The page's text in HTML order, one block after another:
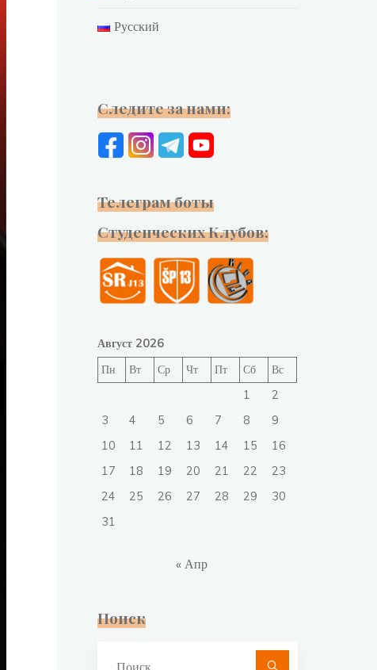
Русский
Следите за нами:
Телеграм боты
Студенческих Клубов:
Август 2026
Пн
Вт Ср Чт Пт Сб
Вс
1
2
3
4 5 6 7 8
9
10
11 12 13 14 15
16
17
18 19 20 21 22
23
24
25 26 27 28 29
30
31
« Апр
Поиск